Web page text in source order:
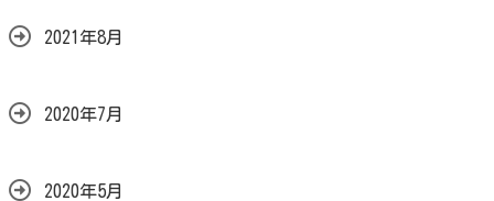
2021年8月
2020年7月
2020年5月